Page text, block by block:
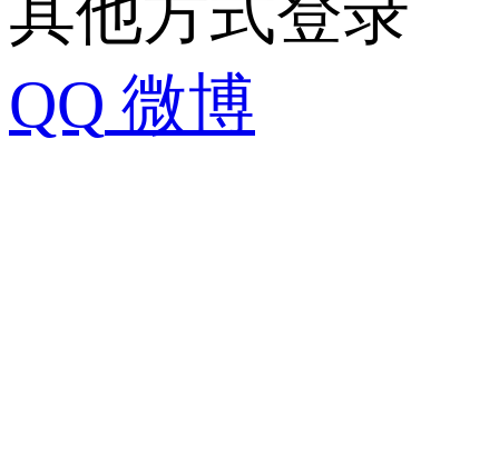
QQ 微博